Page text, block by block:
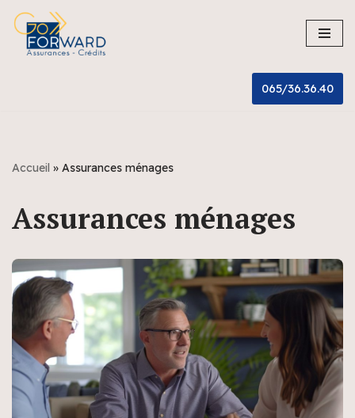
Aller
065/36.36.40
Accueil » Assurances ménages
Assurances ménages